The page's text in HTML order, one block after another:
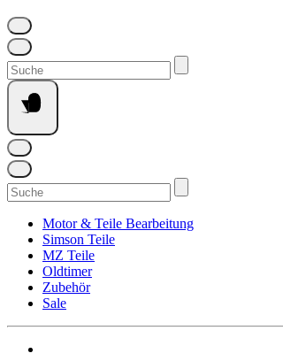
Suchen
nach:
Suchen
nach:
Motor & Teile Bearbeitung
Simson Teile
MZ Teile
Oldtimer
Zubehör
Sale